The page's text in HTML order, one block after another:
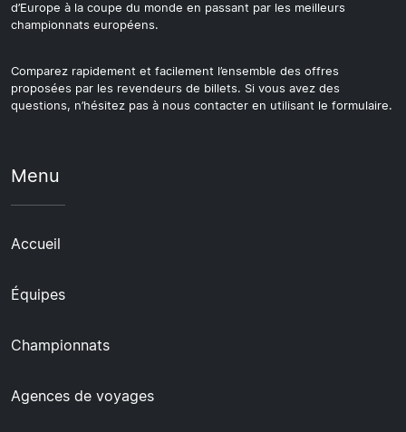
d’Europe à la coupe du monde en passant par les meilleurs
championnats européens.
Comparez rapidement et facilement l’ensemble des offres
proposées par les revendeurs de billets. Si vous avez des
questions, n’hésitez pas à nous contacter en utilisant le formulaire.
Menu
Accueil
Équipes
Championnats
Agences de voyages